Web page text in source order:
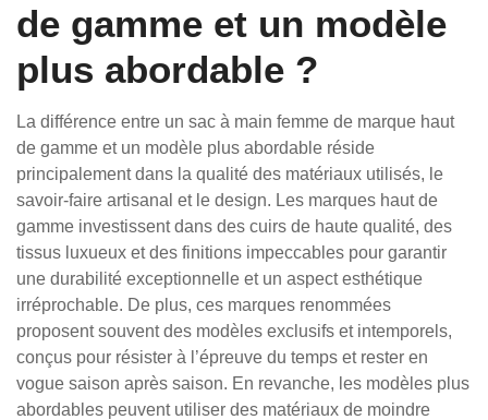
de gamme et un modèle
plus abordable ?
La différence entre un sac à main femme de marque haut
de gamme et un modèle plus abordable réside
principalement dans la qualité des matériaux utilisés, le
savoir-faire artisanal et le design. Les marques haut de
gamme investissent dans des cuirs de haute qualité, des
tissus luxueux et des finitions impeccables pour garantir
une durabilité exceptionnelle et un aspect esthétique
irréprochable. De plus, ces marques renommées
proposent souvent des modèles exclusifs et intemporels,
conçus pour résister à l’épreuve du temps et rester en
vogue saison après saison. En revanche, les modèles plus
abordables peuvent utiliser des matériaux de moindre